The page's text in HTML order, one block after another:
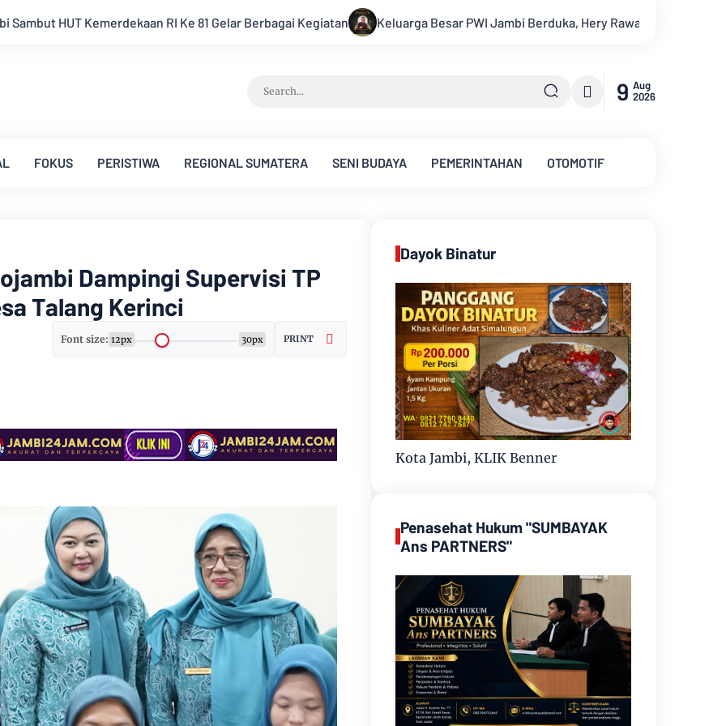
Berbagai Kegiatan Keluarga Besar PWI Jambi Berduka, Hery Rawas Mantan Sekretaris PWI Jambi Tutup Usia
9 Aug
2026
FOKUS PERISTIWA REGIONAL SUMATERA SENI BUDAYA PEMERINTAHAN OTOMOTIF
Dampingi Supervisi TP
Talang Kerinci
Font size: 12px 30px PRINT
Dayok Binatur
Kota Jambi, KLIK Benner
Penasehat Hukum "SUMBAYAK
Ans PARTNERS"